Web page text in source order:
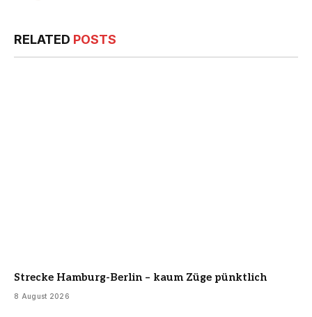
RELATED POSTS
Strecke Hamburg-Berlin – kaum Züge pünktlich
8 August 2026